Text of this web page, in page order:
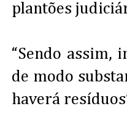
plantões
“Sendo assim,
de modo
haverá